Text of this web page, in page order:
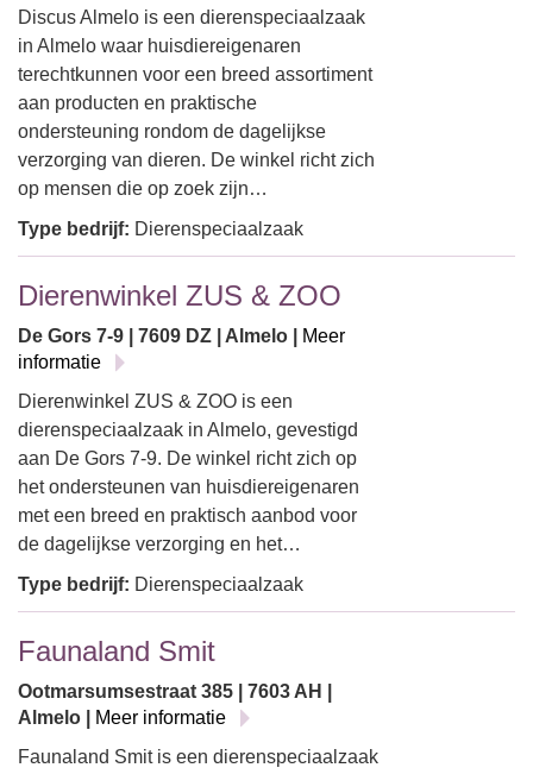
Discus Almelo is een dierenspeciaalzaak
in Almelo waar huisdiereigenaren
terechtkunnen voor een breed assortiment
aan producten en praktische
ondersteuning rondom de dagelijkse
verzorging van dieren. De winkel richt zich
op mensen die op zoek zijn…
Type bedrijf: Dierenspeciaalzaak
Dierenwinkel ZUS & ZOO
De Gors 7-9 | 7609 DZ | Almelo |
Meer
informatie
Dierenwinkel ZUS & ZOO is een
dierenspeciaalzaak in Almelo, gevestigd
aan De Gors 7-9. De winkel richt zich op
het ondersteunen van huisdiereigenaren
met een breed en praktisch aanbod voor
de dagelijkse verzorging en het…
Type bedrijf: Dierenspeciaalzaak
Faunaland Smit
Ootmarsumsestraat 385 | 7603 AH |
Almelo |
Meer informatie
Faunaland Smit is een dierenspeciaalzaak